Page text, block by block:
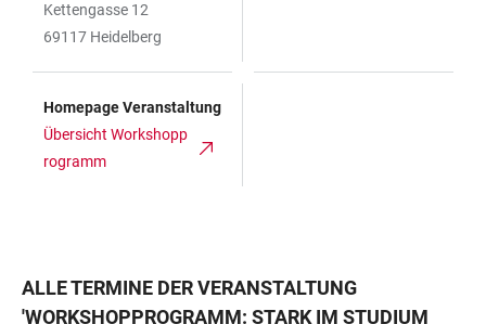
Kettengasse 12
69117 Heidelberg
Homepage Veranstaltung
Übersicht Workshopp
rogramm
ALLE TERMINE DER VERANSTALTUNG
'WORKSHOPPROGRAMM: STARK IM STUDIUM